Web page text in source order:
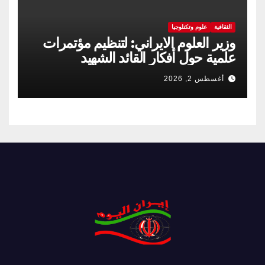
الثقافية علوم وتكنلوجيا
وزير العلوم الايراني: لتنظيم مؤتمرات
علمية حول أفكار القائد الشهيد
أغسطس 2, 2026